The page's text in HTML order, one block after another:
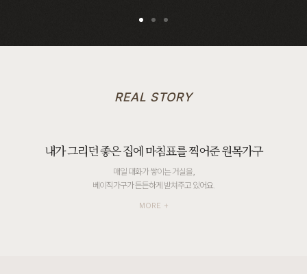
REAL STORY
내가 그리던 좋은 집에 마침표를 찍어준 원목가구
매일 대화가 쌓이는 거실을,
베이직가구가 든든하게 받쳐주고 있어요.
MORE +